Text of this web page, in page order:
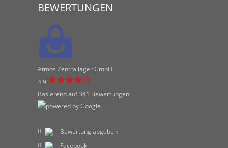
BEWERTUNGEN
Atmos Zentrallager GmbH
4.9
Basierend auf 341 Bewertungen
Bewertung abgeben
Facebook